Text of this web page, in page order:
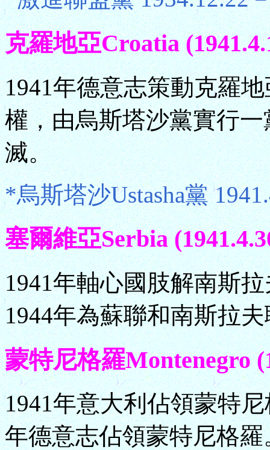
克羅地亞Croatia
1941年德意志策動克羅
權，由烏斯塔沙黨實行
滅。
*烏斯塔沙Ustasha黨
塞爾維亞Serbia
1941年軸心國肢解南斯
1944年為蘇聯和南斯拉
蒙特尼格羅Montenegro
1941年意大利佔領蒙特
年德意志佔領蒙特尼格